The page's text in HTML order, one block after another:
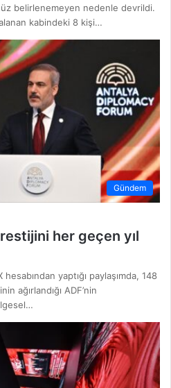
belirlenemeyen nedenle devrildi.
kabindeki 8 kişi…
Gündem
her geçen yıl
yaptığı paylaşımda, 148
ağırlandığı ADF’nin